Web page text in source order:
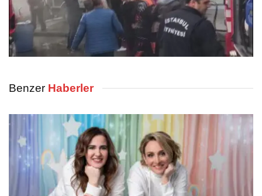
Benzer Haberler